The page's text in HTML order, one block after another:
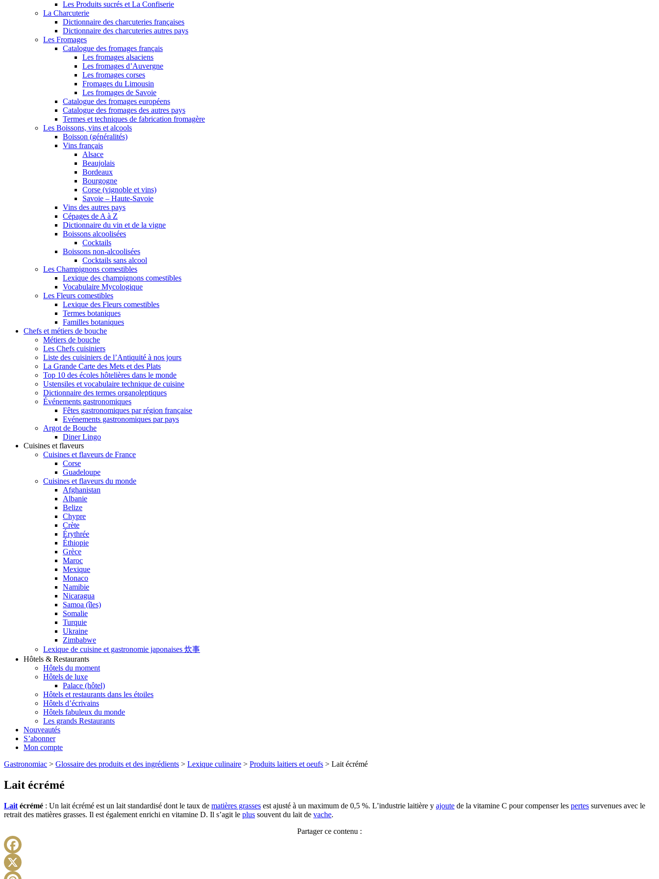
Les Produits sucrés et La Confiserie
La Charcuterie
Dictionnaire des charcuteries françaises
Dictionnaire des charcuteries autres pays
Les Fromages
Catalogue des fromages français
Les fromages alsaciens
Les fromages d’Auvergne
Les fromages corses
Fromages du Limousin
Les fromages de Savoie
Catalogue des fromages européens
Catalogue des fromages des autres pays
Termes et techniques de fabrication fromagère
Les Boissons, vins et alcools
Boisson (généralités)
Vins français
Alsace
Beaujolais
Bordeaux
Bourgogne
Corse (vignoble et vins)
Savoie – Haute-Savoie
Vins des autres pays
Cépages de A à Z
Dictionnaire du vin et de la vigne
Boissons alcoolisées
Cocktails
Boissons non-alcoolisées
Cocktails sans alcool
Les Champignons comestibles
Lexique des champignons comestibles
Vocabulaire Mycologique
Les Fleurs comestibles
Lexique des Fleurs comestibles
Termes botaniques
Familles botaniques
Chefs et métiers de bouche
Métiers de bouche
Les Chefs cuisiniers
Liste des cuisiniers de l’Antiquité à nos jours
La Grande Carte des Mets et des Plats
Top 10 des écoles hôtelières dans le monde
Ustensiles et vocabulaire technique de cuisine
Dictionnaire des termes organoleptiques
Événements gastronomiques
Fêtes gastronomiques par région française
Evénements gastronomiques par pays
Argot de Bouche
Diner Lingo
Cuisines et flaveurs
Cuisines et flaveurs de France
Corse
Guadeloupe
Cuisines et flaveurs du monde
Afghanistan
Albanie
Belize
Chypre
Crète
Érythrée
Éthiopie
Grèce
Maroc
Mexique
Monaco
Namibie
Nicaragua
Samoa (îles)
Somalie
Turquie
Ukraine
Zimbabwe
Lexique de cuisine et gastronomie japonaises 炊事
Hôtels & Restaurants
Hôtels du moment
Hôtels de luxe
Palace (hôtel)
Hôtels et restaurants dans les étoiles
Hôtels d’écrivains
Hôtels fabuleux du monde
Les grands Restaurants
Nouveautés
S’abonner
Mon compte
Gastronomiac > Glossaire des produits et des ingrédients > Lexique culinaire > Produits laitiers et oeufs > Lait écrémé
Lait écrémé
Lait écrémé : Un lait écrémé est un lait standardisé dont le taux de matières grasses est ajusté à un maximum de 0,5 %. L’industrie laitière y ajoute de la vitamine C pour compenser les pertes survenues avec le
retrait des matières grasses. Il est également enrichi en vitamine D. Il s’agit le plus souvent du lait de vache.
Partager ce contenu :